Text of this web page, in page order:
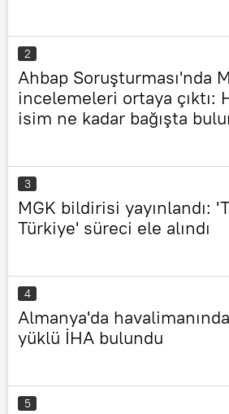
2
Ahbap Soruşturması'nda
incelemeleri ortaya çıktı:
isim ne kadar bağışta
3
MGK bildirisi yayınlandı:
Türkiye' süreci ele alındı
4
Almanya'da havalimanında
yüklü İHA bulundu
5